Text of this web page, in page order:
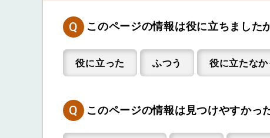
Q このページの情報は役に立ちました
役に立った ふつう 役に立たなか
Q このページの情報は見つけやすかっ